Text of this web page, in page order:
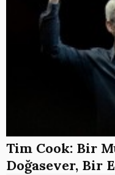
Tim Cook: Bir
Doğasever, Bir